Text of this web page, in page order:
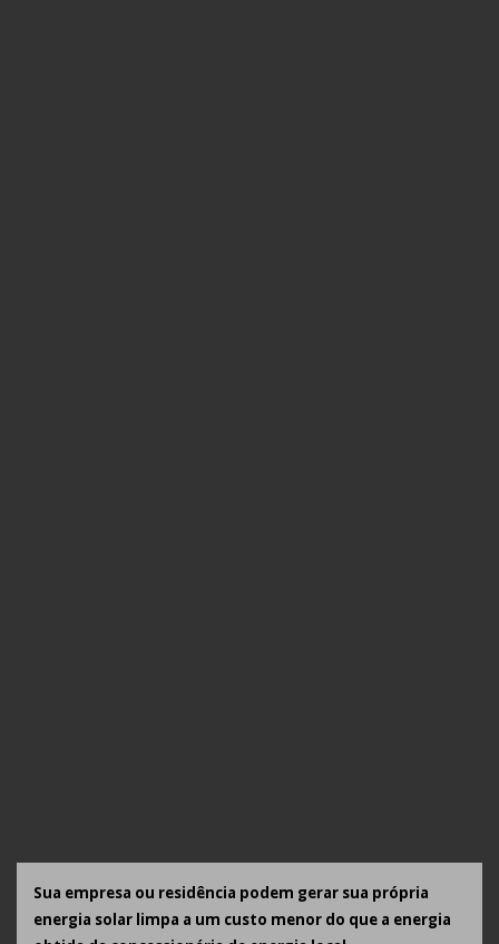
Sua empresa ou residência podem gerar sua própria
energia solar limpa a um custo menor do que a energia